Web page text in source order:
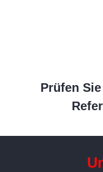
Prüfen